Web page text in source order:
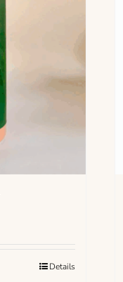
Details